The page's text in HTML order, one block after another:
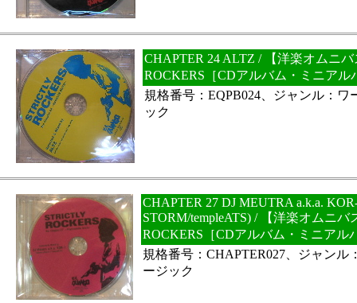
CHAPTER 24 ALTZ / 【洋楽オムニ
ROCKERS［CDアルバム・ミニアル
規格番号：EQPB024、ジャンル：ワ
ック
CHAPTER 27 DJ MEUTRA a.k.a.
STORM/templeATS) / 【洋楽オムニバ
ROCKERS［CDアルバム・ミニアル
規格番号：CHAPTER027、ジャンル
ージック